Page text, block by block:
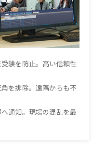
験を防止。高い信頼性
を排除。遠隔からも不
通知。現場の混乱を最